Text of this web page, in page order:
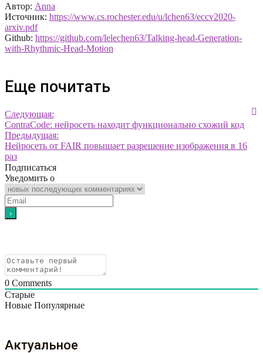
Автор: Anna
Источник: https://www.cs.rochester.edu/u/lchen63/eccv2020-
arxiv.pdf
Github: https://github.com/lelechen63/Talking-head-Generation-
with-Rhythmic-Head-Motion
Еще почитать
Следующая:
ContraCode: нейросеть находит функционально схожий код
Предыдущая:
Нейросеть от FAIR повышает разрешение изображения в 16
раз
Подписаться
Уведомить о
0 Comments
Старые
Новые Популярные
Актуальное